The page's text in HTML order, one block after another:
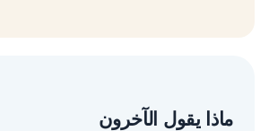
ماذا يقول الآخرون